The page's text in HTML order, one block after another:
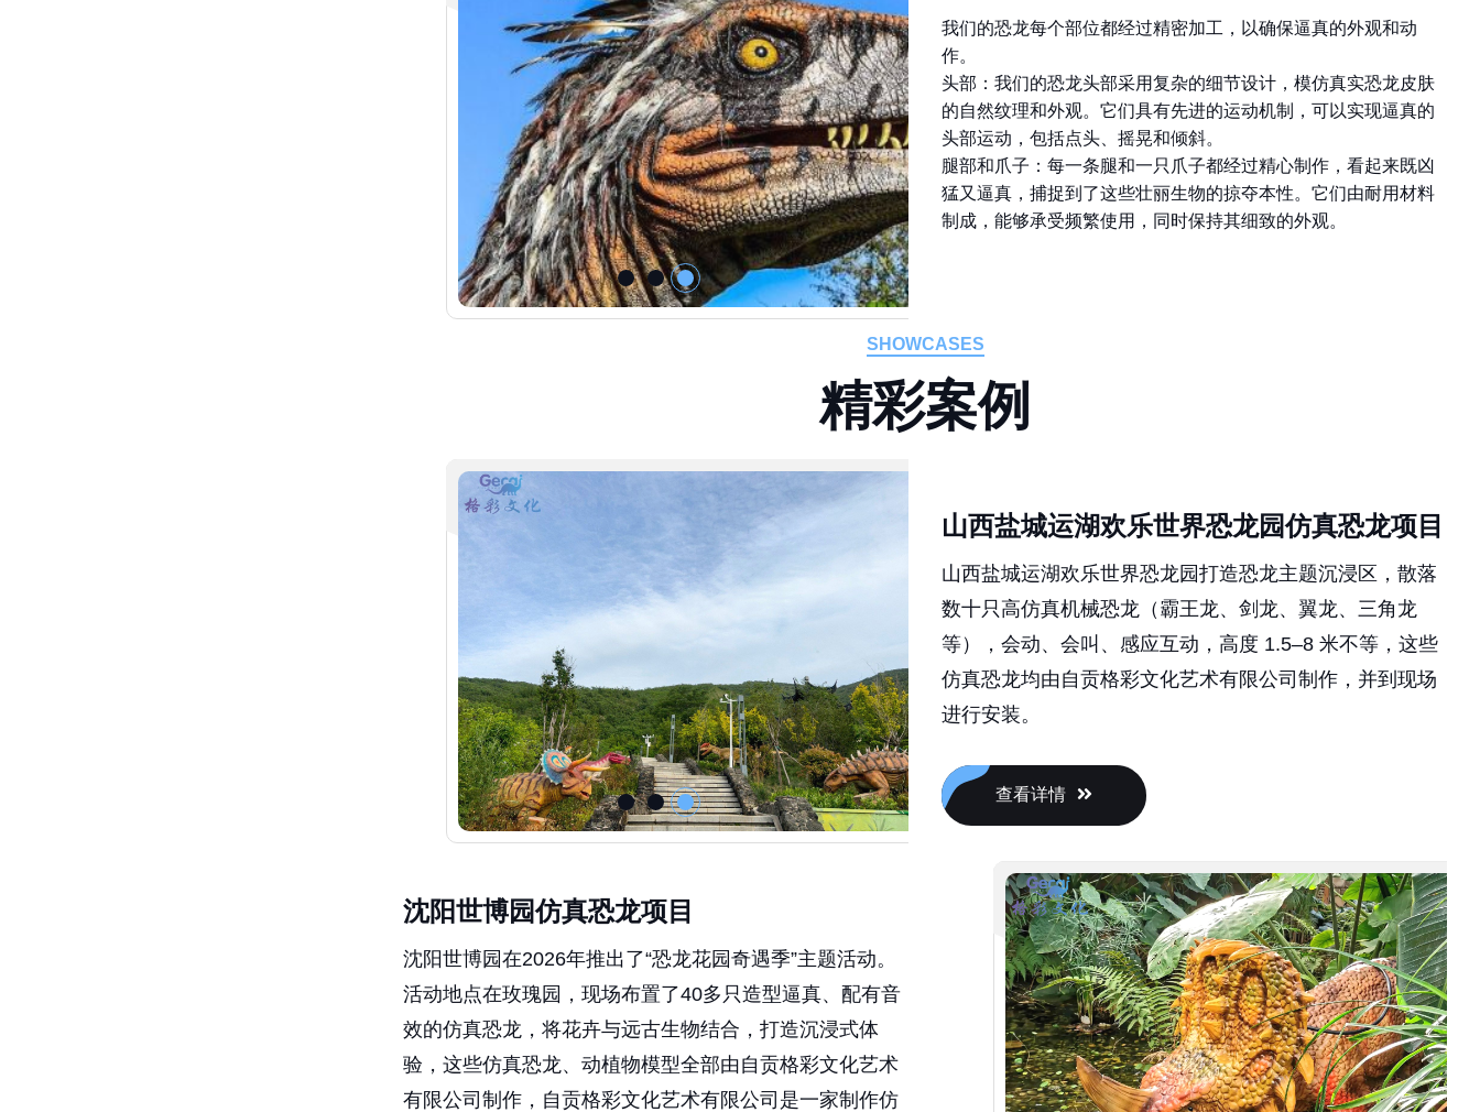
我们的恐龙每个部位都经过精密加工，以确保逼真的外观和动
作。
头部：我们的恐龙头部采用复杂的细节设计，模仿真实恐龙皮肤
的自然纹理和外观。它们具有先进的运动机制，可以实现逼真的
头部运动，包括点头、摇晃和倾斜。
腿部和爪子：每一条腿和一只爪子都经过精心制作，看起来既凶
猛又逼真，捕捉到了这些壮丽生物的掠夺本性。它们由耐用材料
制成，能够承受频繁使用，同时保持其细致的外观。
SHOWCASES
精彩案例
山西盐城运湖欢乐世界恐龙园仿真恐龙项目
山西盐城运湖欢乐世界恐龙园打造恐龙主题沉浸区，散落
数十只高仿真机械恐龙（霸王龙、剑龙、翼龙、三角龙
等），会动、会叫、感应互动，高度 1.5–8 米不等，这些
仿真恐龙均由自贡格彩文化艺术有限公司制作，并到现场
进行安装。
查看详情
沈阳世博园仿真恐龙项目
沈阳世博园在2026年推出了“恐龙花园奇遇季”主题活动。
活动地点在玫瑰园，现场布置了40多只造型逼真、配有音
效的仿真恐龙，将花卉与远古生物结合，打造沉浸式体
验，这些仿真恐龙、动植物模型全部由自贡格彩文化艺术
有限公司制作，自贡格彩文化艺术有限公司是一家制作仿